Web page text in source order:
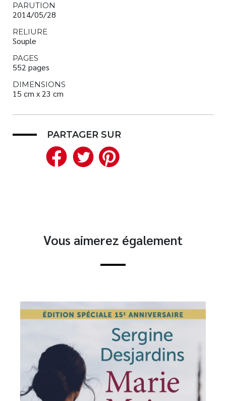
PARUTION
2014/05/28
RELIURE
Souple
PAGES
552 pages
DIMENSIONS
15 cm x 23 cm
PARTAGER SUR
Facebook
Twitter
Vous aimerez également